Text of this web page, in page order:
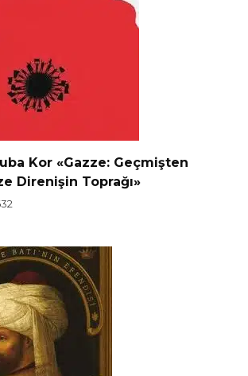
Kor «Gazze: Geçmişten
Direnişin Toprağı»